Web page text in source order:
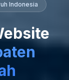
Indonesia